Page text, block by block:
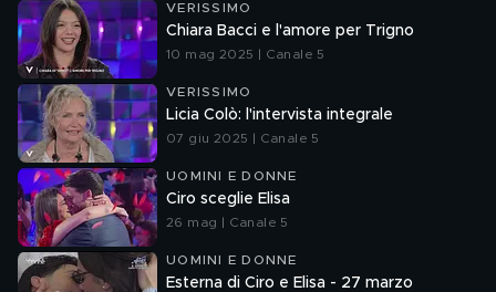
VERISSIMO
Chiara Bacci e l'amore per Trigno
10 mag 2025 | Canale 5
VERISSIMO
Licia Colò: l'intervista integrale
07 giu 2025 | Canale 5
UOMINI E DONNE
Ciro sceglie Elisa
26 mag | Canale 5
UOMINI E DONNE
Esterna di Ciro e Elisa - 27 marzo